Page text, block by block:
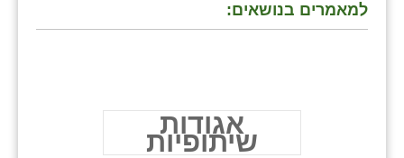
למאמרים בנושאים:
אגודות
שיתופיות